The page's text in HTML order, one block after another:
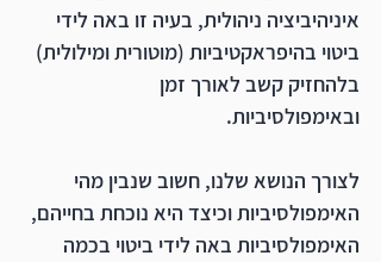
איניהיביציה ניהולית, בעיה זו באה לידי
ביטוי בהיפראקטיביות (מוטורית ומילולית)
בלהחזיק קשב לאורך זמן
ובאימפולסיביות.
לצורך הנושא שלנו, חשוב שנבין מהי
האימפולסיביות וכיצד היא נוכחת בחייהם,
האימפולסיביות באה לידי ביטוי בכמה